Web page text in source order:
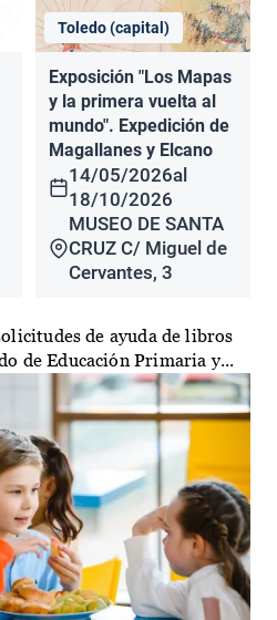
Toledo (capital)
Exposición "Los Mapas
y la primera vuelta al
mundo". Expedición de
Magallanes y Elcano
14/05/2026al
18/10/2026
MUSEO DE SANTA
CRUZ C/ Miguel de
Cervantes, 3
de ayuda de libros
de Educación Primaria y...